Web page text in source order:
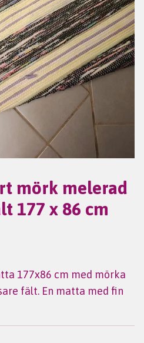
mörk melerad
177 x 86 cm
177x86 cm med mörka
fält. En matta med fin